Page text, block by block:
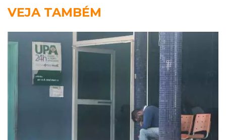
VEJA TAMBÉM